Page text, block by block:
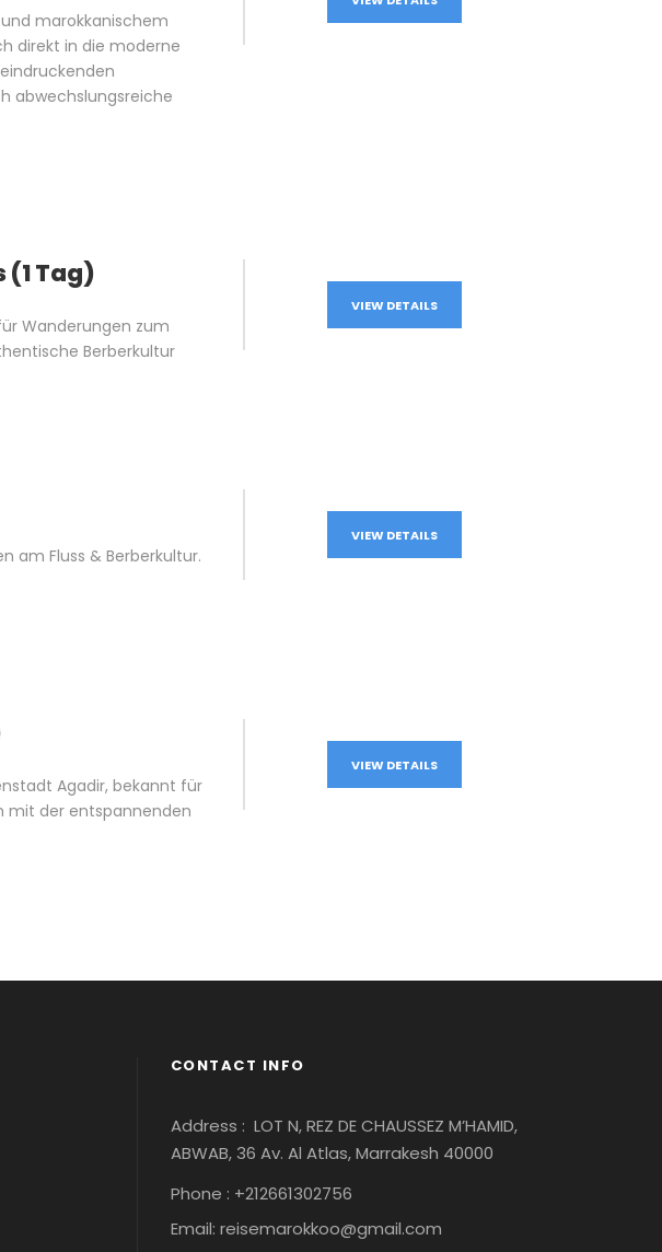
marokkanischem
direkt in die moderne
abwechslungsreiche
Tag)
Wanderungen zum
Berberkultur
VIEW DETAILS
am Fluss & Berberkultur.
VIEW DETAILS
Agadir, bekannt für
mit der entspannenden
VIEW DETAILS
CONTACT INFO
Address : LOT N, REZ DE CHAUSSEZ M’HAMID,
ABWAB, 36 Av. Al Atlas, Marrakesh 40000
Phone : +212661302756
Email: reisemarokkoo@gmail.com